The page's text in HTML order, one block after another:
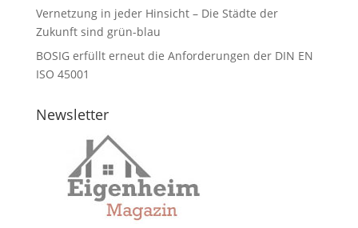
Vernetzung in jeder Hinsicht – Die Städte der
Zukunft sind grün-blau
BOSIG erfüllt erneut die Anforderungen der DIN EN
ISO 45001
Newsletter